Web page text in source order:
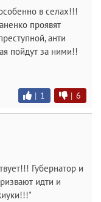
в селах!!!
проявят
анти
пойдут за ними!!
| 1 | 6
Губернатор и
идти и